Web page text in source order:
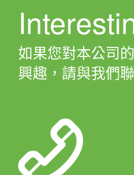
如果您對本公司
興趣，請與我們